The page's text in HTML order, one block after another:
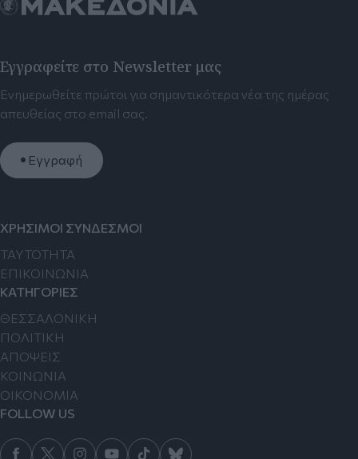
Εγγραφείτε στο Newsletter μας
Ενημερωθείτε πρώτοι για σημαντικότερα νέα της ημέρας
απευθείας στο email σας.
Εγγραφή
ΧΡΗΣΙΜΟΙ ΣΥΝΔΕΣΜΟΙ
TAYTOTHTA
ΕΠΙΚΟΙΝΩΝΙΑ
ΚΑΤΗΓΟΡΙΕΣ
ΘΕΣΣΑΛΟΝΙΚΗ
ΠΟΛΙΤΙΚΗ
ΑΠΟΨΕΙΣ
ΚΟΙΝΩΝΙΑ
ΟΙΚΟΝΟΜΙΑ
FOLLOW US